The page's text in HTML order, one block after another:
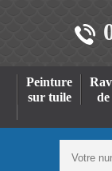
Peinture
sur tuile
de